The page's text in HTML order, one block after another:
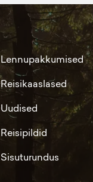
Lennupakkumised
Reisikaaslased
Uudised
Reisipildid
Sisuturundus